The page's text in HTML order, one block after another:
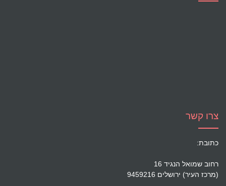
צרו קשר
כתובת:
רחוב שמואל הנגיד 16
(מרכז העיר) ירושלים 9459216